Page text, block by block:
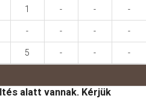
1 - - -
- - - -
5 - - -
alatt vannak. Kérjük